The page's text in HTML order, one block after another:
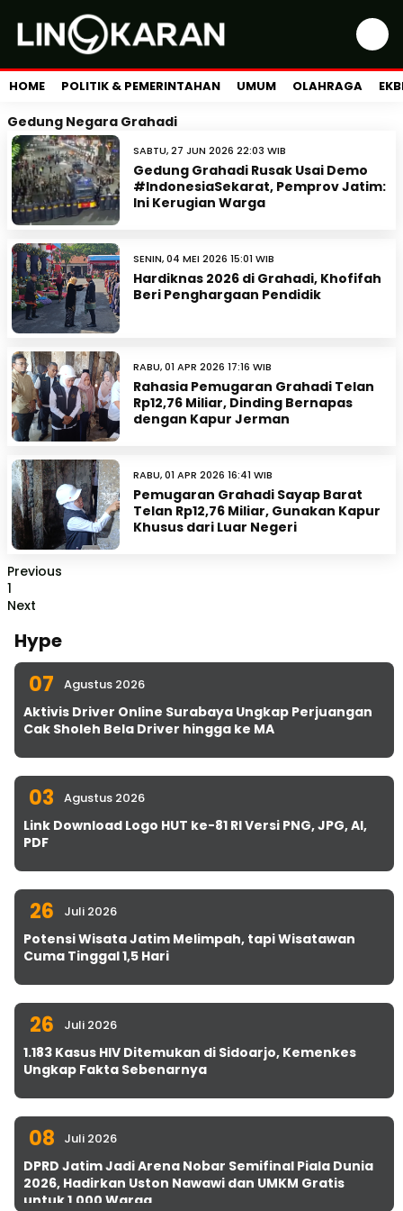
HOME POLITIK & PEMERINTAHAN UMUM OLAHRAGA
Gedung Negara Grahadi
SABTU, 27 JUN 2026 22:03 WIB
Gedung Grahadi Rusak Usai Demo
#IndonesiaSekarat, Pemprov Jatim:
Ini Kerugian Warga
SENIN, 04 MEI 2026 15:01 WIB
Hardiknas 2026 di Grahadi, Khofifah
Beri Penghargaan Pendidik
RABU, 01 APR 2026 17:16 WIB
Rahasia Pemugaran Grahadi Telan
Rp12,76 Miliar, Dinding Bernapas
dengan Kapur Jerman
RABU, 01 APR 2026 16:41 WIB
Pemugaran Grahadi Sayap Barat
Telan Rp12,76 Miliar, Gunakan Kapur
Khusus dari Luar Negeri
Previous
1
Next
Hype
07 Agustus 2026
Aktivis Driver Online Surabaya Ungkap Perjuangan
Cak Sholeh Bela Driver hingga ke MA
03 Agustus 2026
Link Download Logo HUT ke-81 RI Versi PNG, JPG, AI,
PDF
26 Juli 2026
Potensi Wisata Jatim Melimpah, tapi Wisatawan
Cuma Tinggal 1,5 Hari
26 Juli 2026
1.183 Kasus HIV Ditemukan di Sidoarjo, Kemenkes
Ungkap Fakta Sebenarnya
08 Juli 2026
DPRD Jatim Jadi Arena Nobar Semifinal Piala Dunia
2026, Hadirkan Uston Nawawi dan UMKM Gratis
untuk 1.000 Warga